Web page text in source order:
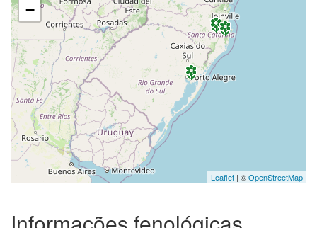
−
Leaflet | ©OpenStreetMap